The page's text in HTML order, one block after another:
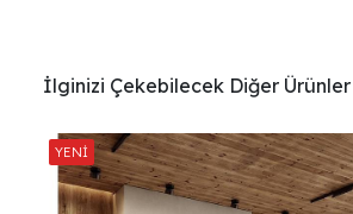
İlginizi Çekebilecek Diğer Ürünler